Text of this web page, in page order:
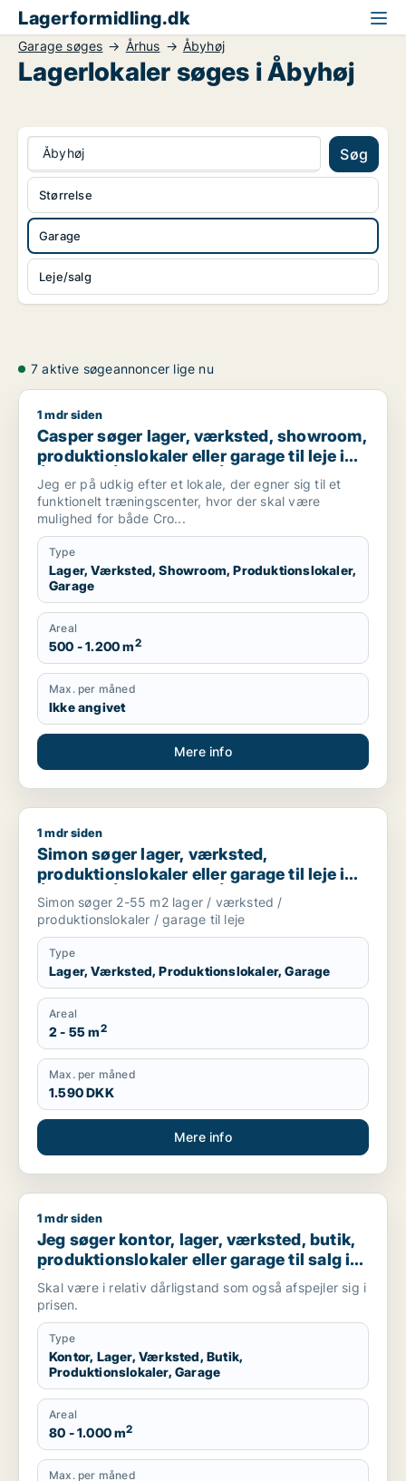
Lagerformidling.dk
Garage søges Århus Åbyhøj
Lagerlokaler søges i Åbyhøj
Åbyhøj Søg
Garage
Leje/salg
Størrelse
7 aktive søgeannoncer lige nu
Casper søger lager, værksted, showroom,
1 mdr siden
Casper søger lager, værksted, showroom,
produktionslokaler eller garage til leje i
Århus C, Århus N eller Århus V m.fl.
Jeg er på udkig efter et lokale, der egner sig til et
funktionelt træningscenter, hvor der skal være
mulighed for både Cro...
Type
Lager, Værksted, Showroom, Produktionslokaler,
Garage
Areal
500 - 1.200 m2
Max. per måned
Ikke angivet
Mere info
Simon søger lager, værksted, produktionslokaler eller
1 mdr siden
Simon søger lager, værksted,
produktionslokaler eller garage til leje i
Århus C, Århus N eller Århus V m.fl.
Simon søger 2-55 m2 lager / værksted /
produktionslokaler / garage til leje
Type
Lager, Værksted, Produktionslokaler, Garage
Areal
2 - 55 m2
Max. per måned
1.590 DKK
Mere info
Jeg søger kontor, lager, værksted, butik, produktionslokaler
1 mdr siden
Jeg søger kontor, lager, værksted, butik,
produktionslokaler eller garage til salg i
Århus
Skal være i relativ dårligstand som også afspejler sig i
prisen.
Type
Kontor, Lager, Værksted, Butik,
Produktionslokaler, Garage
Areal
80 - 1.000 m2
Max. per måned